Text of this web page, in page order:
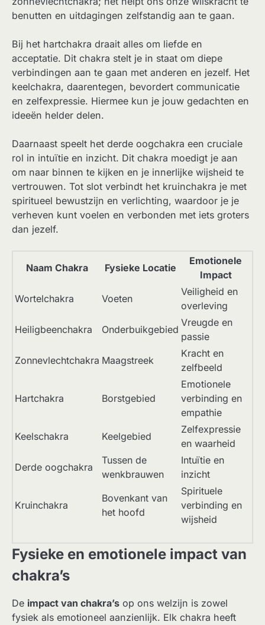
benutten en uitdagingen zelfstandig aan te gaan.
Bij het hartchakra draait alles om liefde en
acceptatie. Dit chakra stelt je in staat om diepe
verbindingen aan te gaan met anderen en jezelf. Het
keelchakra, daarentegen, bevordert communicatie
en zelfexpressie. Hiermee kun je jouw gedachten en
ideeën helder delen.
Daarnaast speelt het derde oogchakra een cruciale
rol in intuïtie en inzicht. Dit chakra moedigt je aan
om naar binnen te kijken en je innerlijke wijsheid te
vertrouwen. Tot slot verbindt het kruinchakra je met
spiritueel bewustzijn en verlichting, waardoor je je
verheven kunt voelen en verbonden met iets groters
dan jezelf.
Naam Chakra Fysieke Locatie
Emotionele
Impact
Wortelchakra
Voeten
Veiligheid en
overleving
Heiligbeenchakra
Onderbuikgebied
Vreugde en
passie
Zonnevlechtchakra Maagstreek
Kracht en
zelfbeeld
Hartchakra Borstgebied
Emotionele
verbinding en
empathie
Keelschakra
Keelgebied
Zelfexpressie
en waarheid
Derde oogchakra
Tussen de
wenkbrauwen
Intuïtie en
inzicht
Kruinchakra
Bovenkant van
het hoofd
Spirituele
verbinding en
wijsheid
Fysieke en emotionele impact van
chakra’s
De impact van chakra’s op ons welzijn is zowel
fysiek als emotioneel aanzienlijk. Elk chakra heeft